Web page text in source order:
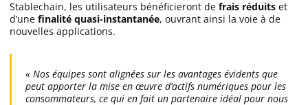
Stablechain, les utilisateurs bénéficieront de frais réduits et
d’une finalité quasi-instantanée, ouvrant ainsi la voie à de
nouvelles applications.
« Nos équipes sont alignées sur les avantages évidents que
peut apporter la mise en œuvre d’actifs numériques pour les
consommateurs, ce qui en fait un partenaire idéal pour nous